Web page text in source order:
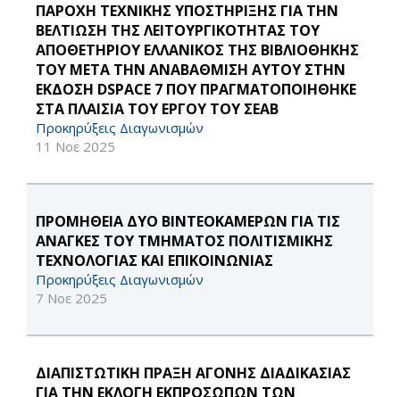
ΠΑΡΟΧΗ ΤΕΧΝΙΚΗΣ ΥΠΟΣΤΗΡΙΞΗΣ ΓΙΑ ΤΗΝ
ΒΕΛΤΙΩΣΗ ΤΗΣ ΛΕΙΤΟΥΡΓΙΚΟΤΗΤΑΣ ΤΟΥ
ΑΠΟΘΕΤΗΡΙΟΥ ΕΛΛΑΝΙΚΟΣ ΤΗΣ ΒΙΒΛΙΟΘΗΚΗΣ
ΤΟΥ ΜΕΤΑ ΤΗΝ ΑΝΑΒΑΘΜΙΣΗ ΑΥΤΟΥ ΣΤΗΝ
ΕΚΔΟΣΗ DSPACE 7 ΠΟΥ ΠΡΑΓΜΑΤΟΠΟΙΗΘΗΚΕ
ΣΤΑ ΠΛΑΙΣΙΑ ΤΟΥ ΕΡΓΟΥ ΤΟΥ ΣΕΑΒ
Προκηρύξεις Διαγωνισμών
11 Νοε 2025
ΠΡΟΜΗΘΕΙΑ ΔΥΟ ΒΙΝΤΕΟΚΑΜΕΡΩΝ ΓΙΑ ΤΙΣ
ΑΝΑΓΚΕΣ ΤΟΥ ΤΜΗΜΑΤΟΣ ΠΟΛΙΤΙΣΜΙΚΗΣ
ΤΕΧΝΟΛΟΓΙΑΣ ΚΑΙ ΕΠΙΚΟΙΝΩΝΙΑΣ
Προκηρύξεις Διαγωνισμών
7 Νοε 2025
ΔΙΑΠΙΣΤΩΤΙΚΗ ΠΡΑΞΗ ΑΓΟΝΗΣ ΔΙΑΔΙΚΑΣΙΑΣ
ΓΙΑ ΤΗΝ ΕΚΛΟΓΗ ΕΚΠΡΟΣΩΠΩΝ ΤΩΝ